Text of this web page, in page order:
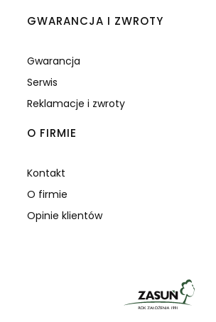
GWARANCJA I ZWROTY
Gwarancja
Serwis
Reklamacje i zwroty
O FIRMIE
Kontakt
O firmie
Opinie klientów